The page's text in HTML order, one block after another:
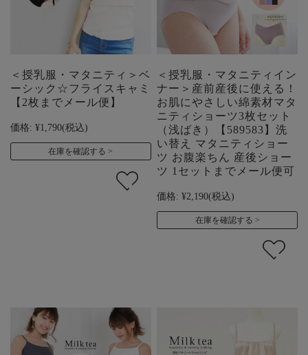
＜授乳服・マタニティ＞ベ
ーシック☆フライスキャミ
【2枚までメール便】
価格: ¥1,790(税込)
在庫を確認する
＜授乳服・マタニティイン
ナー＞産前産後に使える！
お肌にやさしい綿素材マタ
ニティショーツ3枚セット
（浅ばき）【589583】洗
い替え マタニティショー
ツ お腹楽ちん 産後ショー
ツ 1セットまでメール便可
価格: ¥2,190(税込)
在庫を確認する